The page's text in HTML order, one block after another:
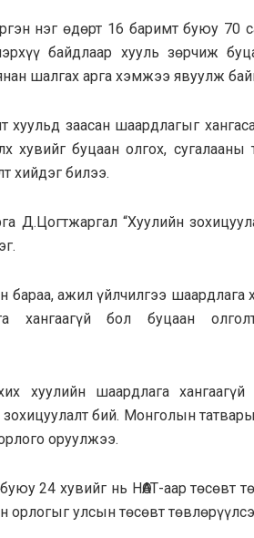
нэг өдөрт 16 баримт буюу 70
байдлаар хууль зөрчиж
шалгах арга хэмжээ явуулж
хуульд заасан шаардлагыг
хувийг буцаан олгох,
хийдэг билээ.
Д.Цогтжаргал “Хуулийн
бараа, ажил үйлчилгээ шаардлага
хангаагүй бол буцаан
хуулийн шаардлага
бий. Монголын
оруулжээ.
24 хувийг нь НӨАТ-аар төсөвт
орлогыг улсын төсөвт